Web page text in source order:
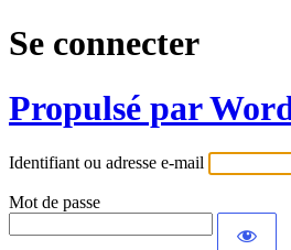
Se connecter
Propulsé par
Identifiant ou adresse e-mail
Mot de passe